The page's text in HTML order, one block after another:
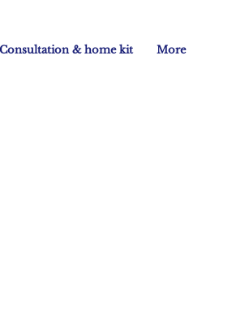
Consultation & home kit More